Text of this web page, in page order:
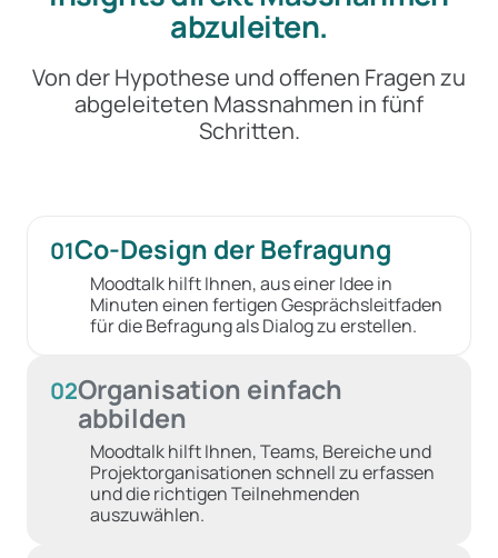
abzuleiten.
Von der Hypothese und offenen Fragen zu
abgeleiteten Massnahmen in fünf
Schritten.
01Co-Design der Befragung
Moodtalk hilft Ihnen, aus einer Idee in
Minuten einen fertigen Gesprächsleitfaden
für die Befragung als Dialog zu erstellen.
02Organisation einfach
abbilden
Moodtalk hilft Ihnen, Teams, Bereiche und
Projektorganisationen schnell zu erfassen
und die richtigen Teilnehmenden
auszuwählen.